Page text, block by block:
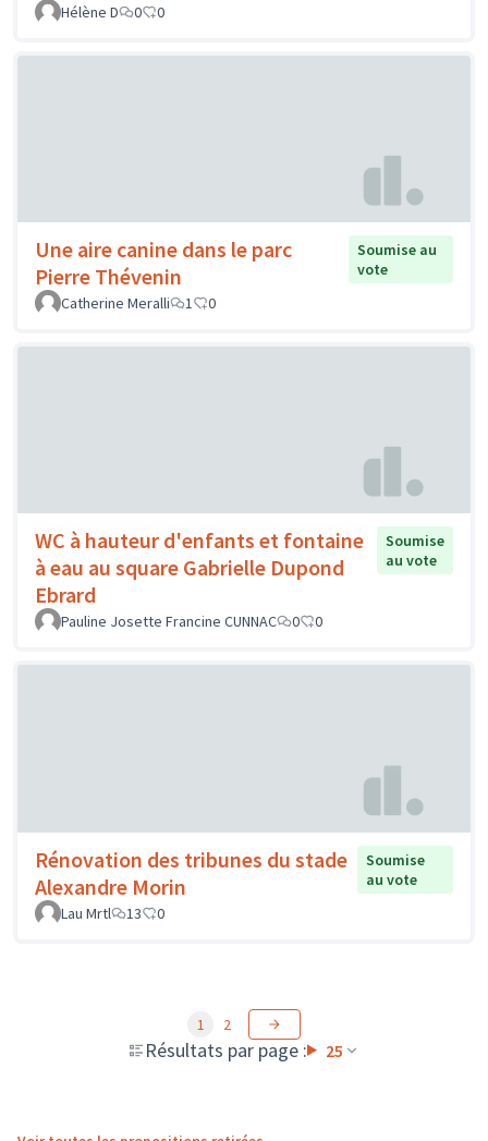
Hélène D
0 0
Une aire canine dans le parc
Pierre Thévenin
Soumise au
vote
Catherine Meralli
1 0
WC à hauteur d'enfants et fontaine
à eau au square Gabrielle Dupond
Ebrard
Soumise
au vote
Pauline Josette Francine CUNNAC 0 0
Rénovation des tribunes du stade
Alexandre Morin
Soumise
au vote
Lau Mrtl
13 0
Résultats par page : 25
1 2